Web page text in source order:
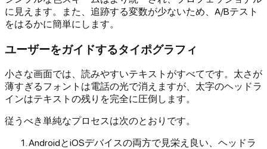
に見えます。また、追跡する変数が少ないため、A/Bテスト
をはるかに簡単にします。
ユーザーをガイドするタイポグラフィ
小さな画面では、読みやすいテキストがすべてです。太さが
薄すぎるフォントは電話の光で消えますが、太字のヘッドラ
インはテキストの残りを完全に圧倒します。
従うべき単純なプロセスは次のとおりです。
AndroidとiOSデバイスの両方で見栄え良い、ヘッドラ